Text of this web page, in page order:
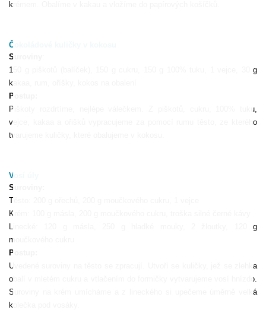
krémem. Obalíme v kakau a vložíme do papírových košíčků.
Čokoládové kuličky v kokosu
Suroviny
150 g piškotů (balíček), 150 g cukru, 150 g 100% tuku, 1 vejce, 30 g
kakaa, rum, oříšky, kokos na obalení
Postup:
Piškoty rozdrtíme, nejlépe válečkem. Z piškotů, cukru, 100% tuku,
vejce, kakaa a ořišků vypracujeme za pomocí rumu těsto, ze kterého
tvarujeme kuličky, které obalujeme v kokosu.
Vosí úly
Suroviny:
Těsto: 200 g ořechů, 200 g moučkového cukru, 1 vejce
Krém: 100 g másla, 200 g moučkového cukru, troška silné černé kávy
Linecké: 120 g másla, 250 g hladké mouky, 2 žloutky, 120 g
moučkového cukru
Postup:
Uvedené suroviny na těsto se zpracují. Utvoří se kuličky, jež se zlehka
obalí v mletém cukru a vtlačením do formičky vytvarujeme vosí hnízdo.
Suroviny na krém umícháme a z lineckého si upečeme úměrně velká
kolečka pod vosáky.